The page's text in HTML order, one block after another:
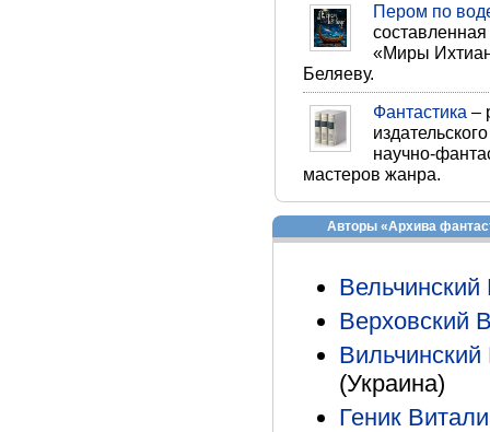
Пером по
составленная
«Миры
Беляеву.
Фантастика –
научно-
мастеров жанра.
Авторы «Архива
Верховский
(Украина)
Геник